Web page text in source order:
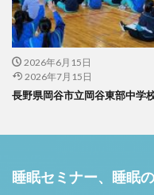
2026年6月15日
2026年7月15日
長野県岡谷市立岡谷東部中学
睡眠セミナー、睡眠